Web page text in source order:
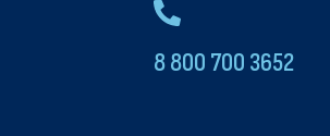
8 800 700 3652